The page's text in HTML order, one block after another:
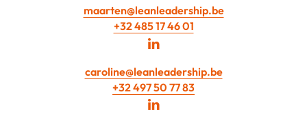
maarten@leanleadership.be
+32 485 17 46 01
caroline@leanleadership.be
+32 497 50 77 83